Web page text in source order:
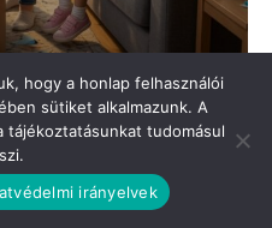
hogy a honlap felhasználói
sütiket alkalmazunk. A
tájékoztatásunkat tudomásul
irányelvek